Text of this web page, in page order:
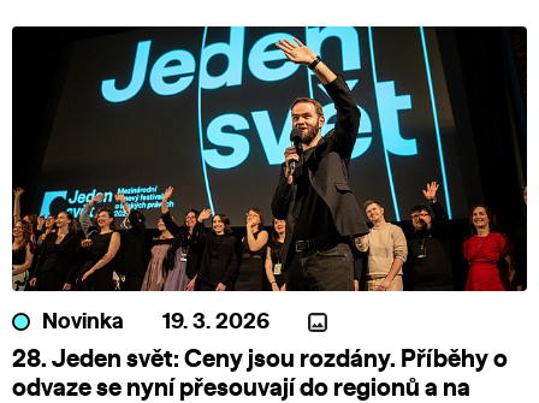
Novinka 19. 3. 2026
28. Jeden svět: Ceny jsou rozdány. Příběhy o
odvaze se nyní přesouvají do regionů a na